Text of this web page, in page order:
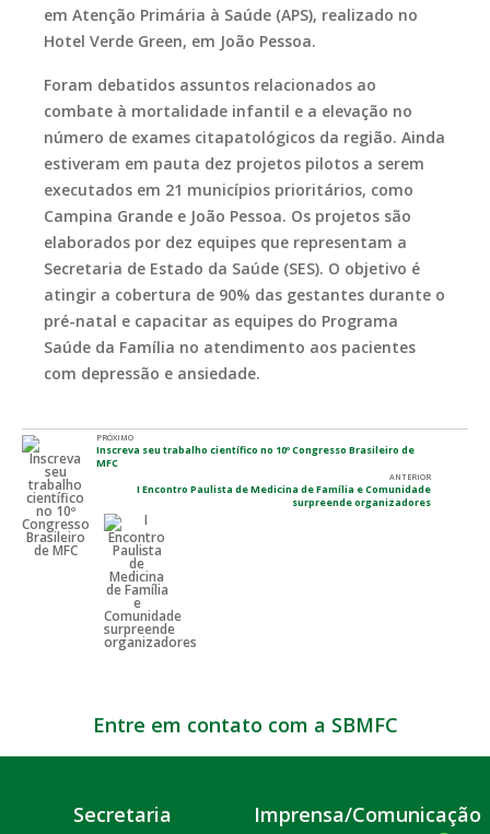
em Atenção Primária à Saúde (APS), realizado no
Hotel Verde Green, em João Pessoa.
Foram debatidos assuntos relacionados ao
combate à mortalidade infantil e a elevação no
número de exames citapatológicos da região. Ainda
estiveram em pauta dez projetos pilotos a serem
executados em 21 municípios prioritários, como
Campina Grande e João Pessoa. Os projetos são
elaborados por dez equipes que representam a
Secretaria de Estado da Saúde (SES). O objetivo é
atingir a cobertura de 90% das gestantes durante o
pré-natal e capacitar as equipes do Programa
Saúde da Família no atendimento aos pacientes
com depressão e ansiedade.
PRÓXIMO
Inscreva seu trabalho científico no 10º Congresso Brasileiro de
MFC
ANTERIOR
I Encontro Paulista de Medicina de Família e Comunidade
surpreende organizadores
Entre em contato com a SBMFC
Secretaria
Imprensa/Comunicação